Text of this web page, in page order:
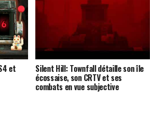
et Silent Hill: Townfall détaille son île
écossaise, son CRTV et ses
combats en vue subjective